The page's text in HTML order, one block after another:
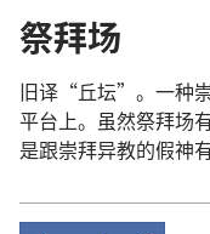
祭拜场
旧译 “丘坛”。 一种
平台上。 虽然祭拜场
是跟崇拜异教的假神